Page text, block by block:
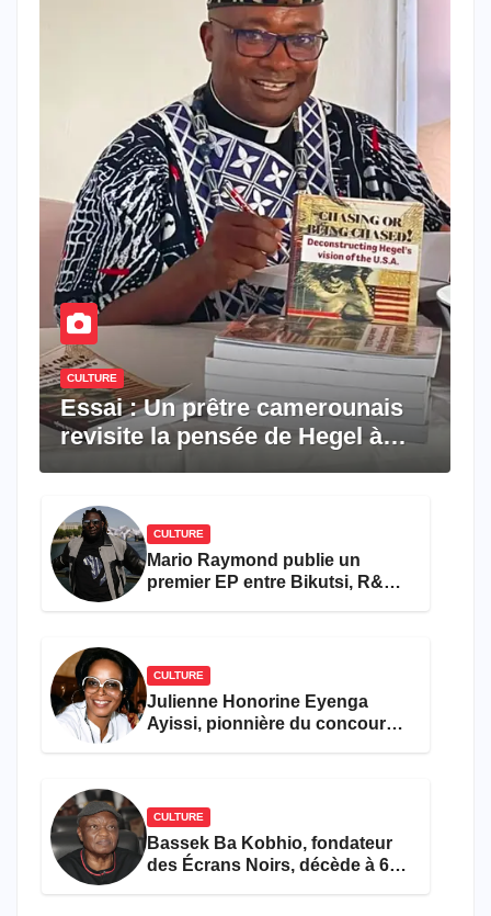
CULTURE
Essai : Un prêtre camerounais
revisite la pensée de Hegel à
CULTURE
Mario Raymond publie un
premier EP entre Bikutsi, R&B
CULTURE
Julienne Honorine Eyenga
Ayissi, pionnière du concours
CULTURE
Bassek Ba Kobhio, fondateur
des Écrans Noirs, décède à 69